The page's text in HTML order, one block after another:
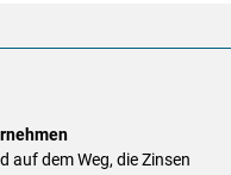
auf dem Weg, die Zinsen